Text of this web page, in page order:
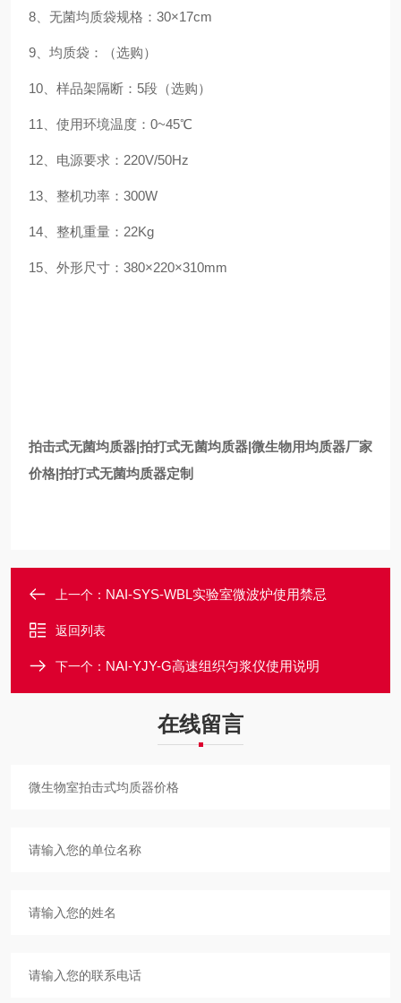
8、无菌均质袋规格：30×17cm
9、均质袋：（选购）
10、样品架隔断：5段（选购）
11、使用环境温度：0~45℃
12、电源要求：220V/50Hz
13、整机功率：300W
14、整机重量：22Kg
15、外形尺寸：380×220×310mm
拍击式无菌均质器|拍打式无菌均质器|微生物用均质器厂家
价格|拍打式无菌均质器定制
上一个： NAI-SYS-WBL实验室微波炉使用禁忌
返回列表
下一个： NAI-YJY-G高速组织匀浆仪使用说明
在线留言